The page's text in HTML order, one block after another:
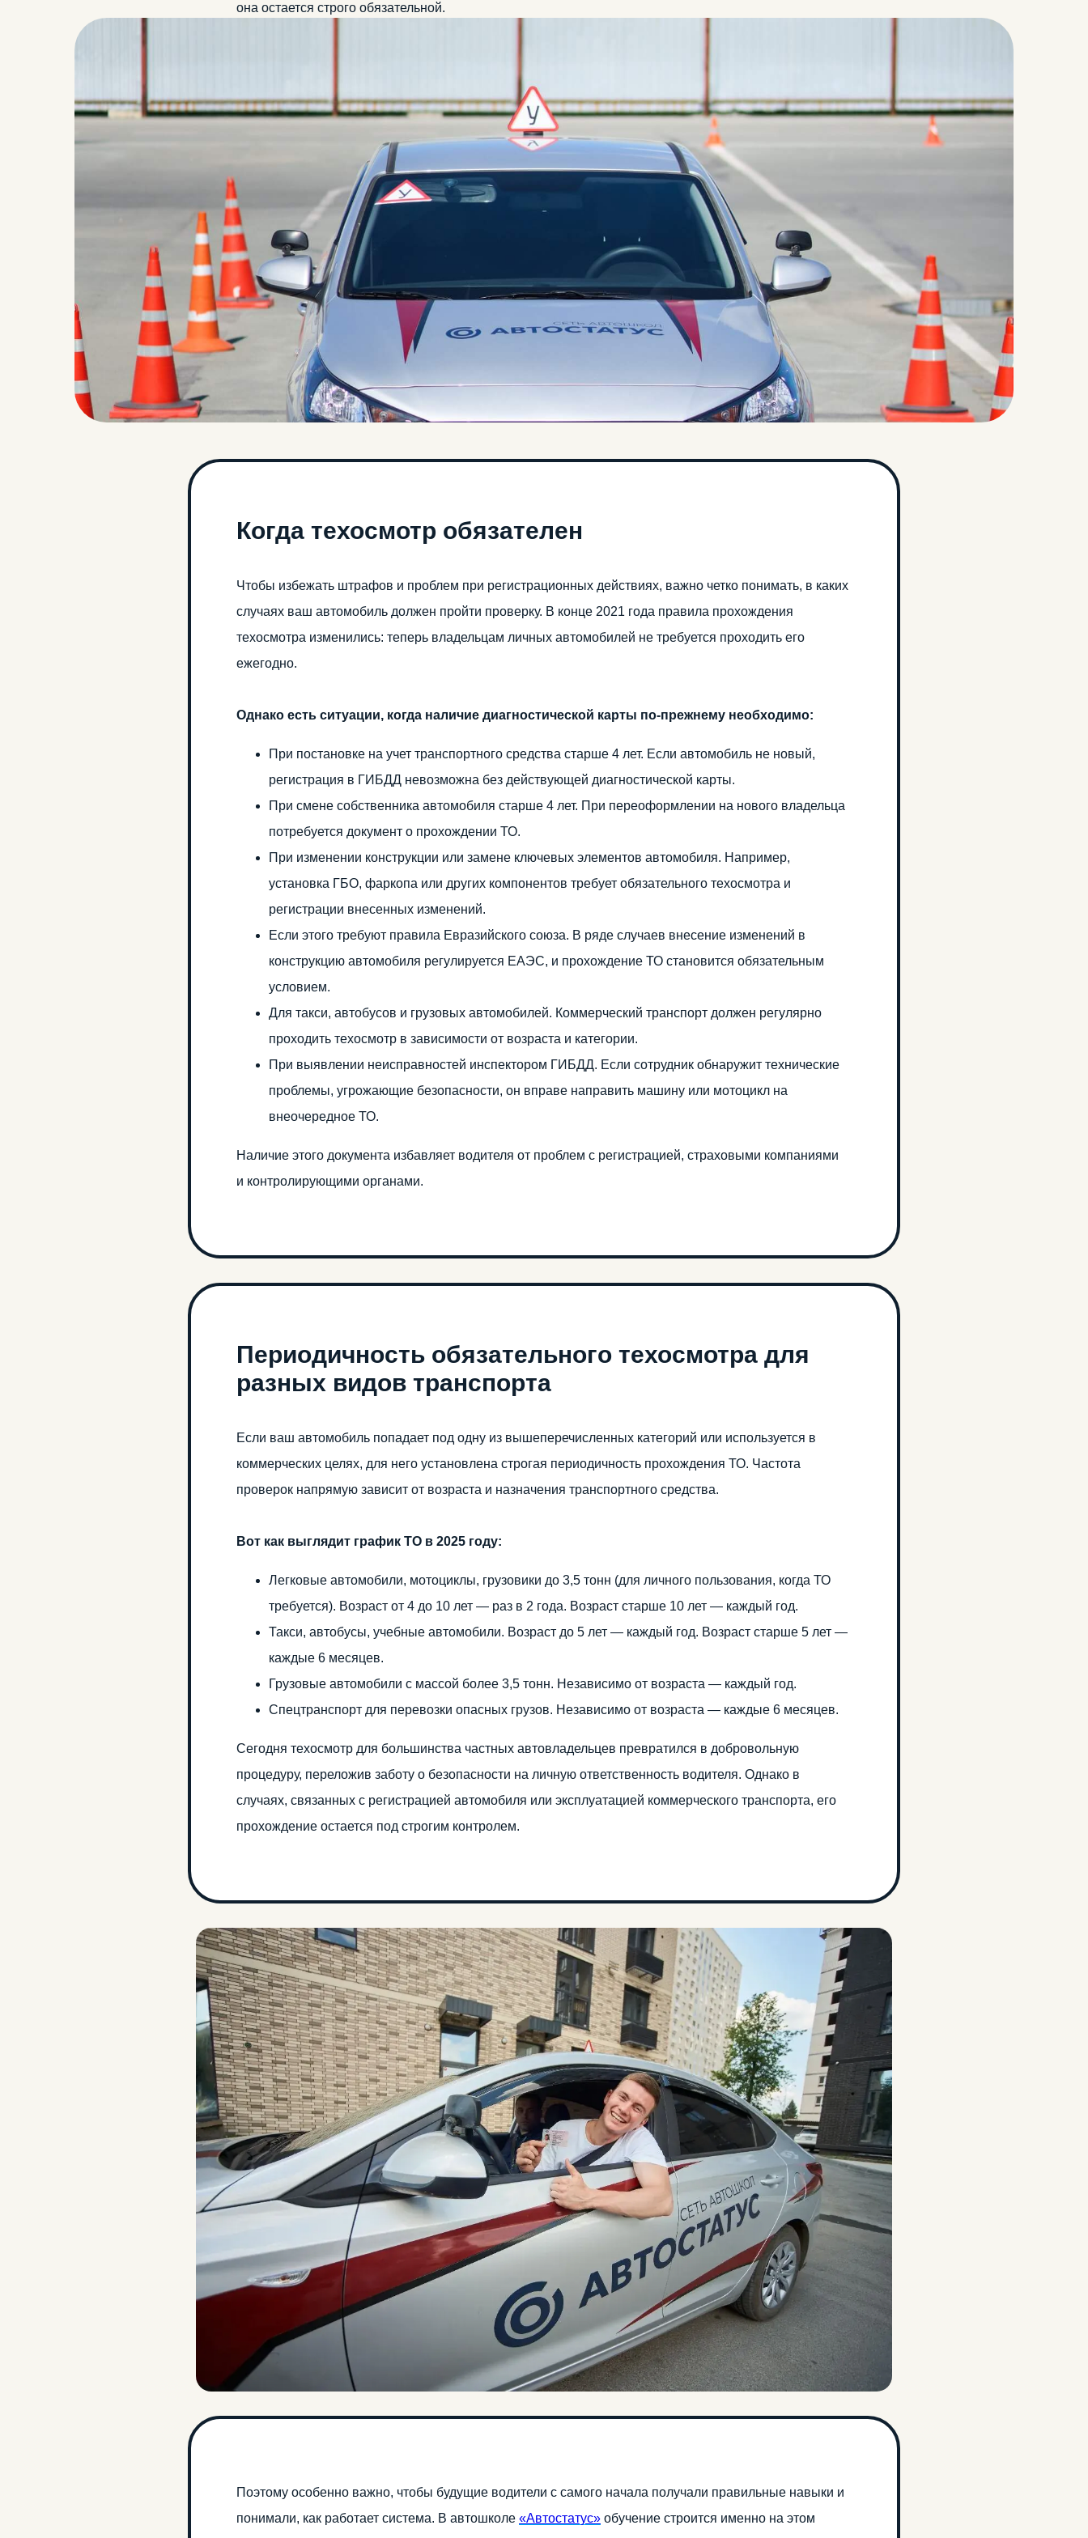
она остается строго обязательной.
Когда техосмотр обязателен
Чтобы избежать штрафов и проблем при регистрационных действиях, важно четко понимать, в каких
случаях ваш автомобиль должен пройти проверку. В конце 2021 года правила прохождения
техосмотра изменились: теперь владельцам личных автомобилей не требуется проходить его
ежегодно.
Однако есть ситуации, когда наличие диагностической карты по-прежнему необходимо:
При постановке на учет транспортного средства старше 4 лет. Если автомобиль не новый,
регистрация в ГИБДД невозможна без действующей диагностической карты.
При смене собственника автомобиля старше 4 лет. При переоформлении на нового владельца
потребуется документ о прохождении ТО.
При изменении конструкции или замене ключевых элементов автомобиля. Например,
установка ГБО, фаркопа или других компонентов требует обязательного техосмотра и
регистрации внесенных изменений.
Если этого требуют правила Евразийского союза. В ряде случаев внесение изменений в
конструкцию автомобиля регулируется ЕАЭС, и прохождение ТО становится обязательным
условием.
Для такси, автобусов и грузовых автомобилей. Коммерческий транспорт должен регулярно
проходить техосмотр в зависимости от возраста и категории.
При выявлении неисправностей инспектором ГИБДД. Если сотрудник обнаружит технические
проблемы, угрожающие безопасности, он вправе направить машину или мотоцикл на
внеочередное ТО.
Наличие этого документа избавляет водителя от проблем с регистрацией, страховыми компаниями
и контролирующими органами.
Периодичность обязательного техосмотра для
разных видов транспорта
Если ваш автомобиль попадает под одну из вышеперечисленных категорий или используется в
коммерческих целях, для него установлена строгая периодичность прохождения ТО. Частота
проверок напрямую зависит от возраста и назначения транспортного средства.
Вот как выглядит график ТО в 2025 году:
Легковые автомобили, мотоциклы, грузовики до 3,5 тонн (для личного пользования, когда ТО
требуется). Возраст от 4 до 10 лет — раз в 2 года. Возраст старше 10 лет — каждый год.
Такси, автобусы, учебные автомобили. Возраст до 5 лет — каждый год. Возраст старше 5 лет —
каждые 6 месяцев.
Грузовые автомобили с массой более 3,5 тонн. Независимо от возраста — каждый год.
Спецтранспорт для перевозки опасных грузов. Независимо от возраста — каждые 6 месяцев.
Сегодня техосмотр для большинства частных автовладельцев превратился в добровольную
процедуру, переложив заботу о безопасности на личную ответственность водителя. Однако в
случаях, связанных с регистрацией автомобиля или эксплуатацией коммерческого транспорта, его
прохождение остается под строгим контролем.
Поэтому особенно важно, чтобы будущие водители с самого начала получали правильные навыки и
понимали, как работает система. В автошколе «Автостатус» обучение строится именно на этом